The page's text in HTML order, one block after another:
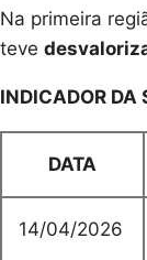
Na primeira
teve
INDICADOR DA
DATA
14/04/2026